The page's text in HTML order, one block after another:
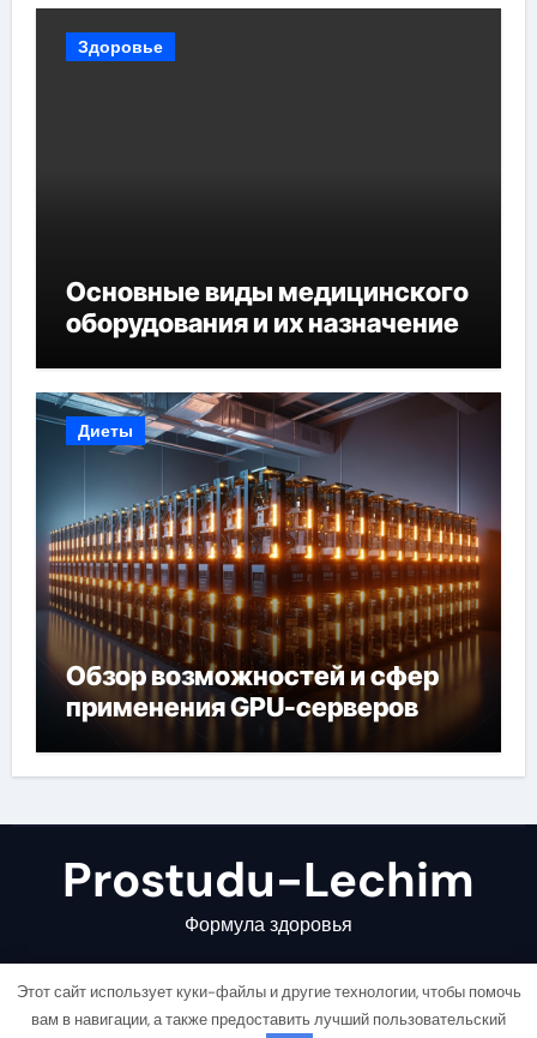
Здоровье
Основные виды медицинского
оборудования и их назначение
Диеты
Обзор возможностей и сфер
применения GPU-серверов
Prostudu-Lechim
Формула здоровья
Этот сайт использует куки-файлы и другие технологии, чтобы помочь
вам в навигации, а также предоставить лучший пользовательский